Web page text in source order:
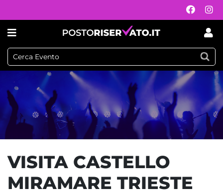
VISITA CASTELLO
MIRAMARE TRIESTE